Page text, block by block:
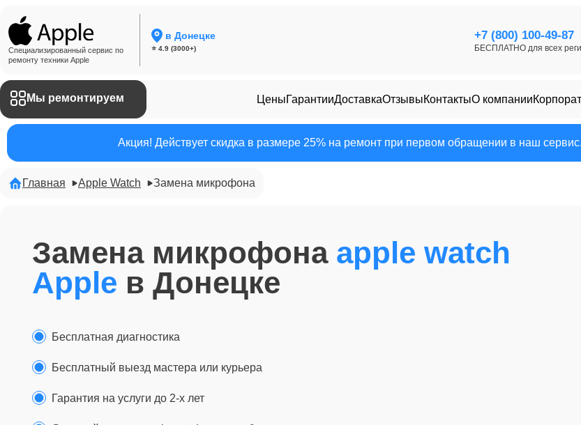
Специализированный сервис по
ремонту техники Apple
в Донецке
⭐ 4.9 (3000+)
+7 (800) 100-49-87
БЕСПЛАТНО для всех
Мы ремонтируем ЦеныГарантииДоставкаОтзывыКонтактыО компании
Акция! Действует скидка в размере 25% на ремонт при первом обращении в наш
Главная Apple Watch Замена микрофона
Замена микрофона apple watch
Apple в Донецке
Бесплатная диагностика
Бесплатный выезд мастера или курьера
Гарантия на услуги до 2-х лет